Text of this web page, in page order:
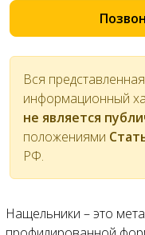
Вся
информационный
не является
положениями
РФ.
Нащельники – это